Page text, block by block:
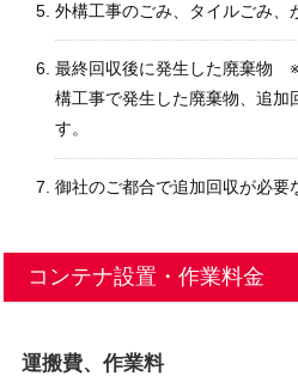
外構工事のごみ、タイルごみ、
最終回収後に発生した廃棄物
構工事で発生した廃棄物、追加
す。
御社のご都合で追加回収が必要
コンテナ設置・作業料金
運搬費、作業料